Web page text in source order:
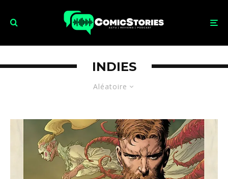
Aléatoire
INDIES